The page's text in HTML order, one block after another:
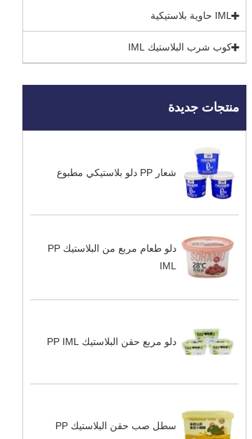
IML حاوية بلاستيكية
كوب شرب البلاستيك IML
منتجات جديدة
شعار PP دلو بلاستيكي مطبوع
دلو طعام مربع من البلاستيك PP
IML
دلو مربع حقن البلاستيك PP IML
سطل صب حقن البلاستيك PP